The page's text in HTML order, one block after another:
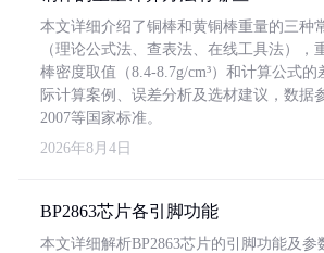
本文详细介绍了铜棒和黄铜棒重量的三种
（理论公式法、查表法、在线工具法），
棒密度取值（8.4-8.7g/cm³）和计算公式
际计算案例、误差分析及选材建议，数据
2007等国家标准。
2026年8月4日
BP2863芯片各引脚功能
本文详细解析BP2863芯片的引脚功能及参